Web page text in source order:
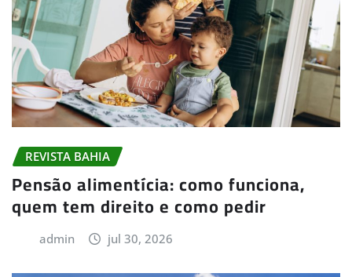
REVISTA BAHIA
Pensão alimentícia: como funciona,
quem tem direito e como pedir
admin jul 30, 2026